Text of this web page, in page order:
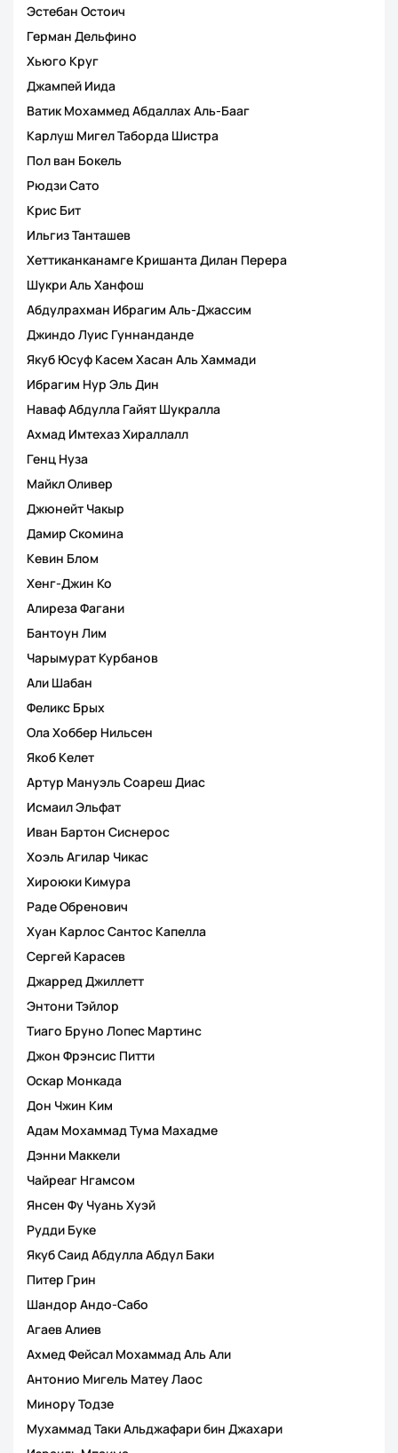
Эстебан Остоич
Герман Дельфино
Хьюго Круг
Джампей Иида
Ватик Мохаммед Абдаллах Аль-Бааг
Карлуш Мигел Таборда Шистра
Пол ван Бокель
Рюдзи Сато
Крис Бит
Ильгиз Танташев
Хеттиканканамге Кришанта Дилан Перера
Шукри Аль Ханфош
Абдулрахман Ибрагим Аль-Джассим
Джиндо Луис Гуннанданде
Якуб Юсуф Касем Хасан Аль Хаммади
Ибрагим Нур Эль Дин
Наваф Абдулла Гайят Шукралла
Ахмад Имтехаз Хираллалл
Генц Нуза
Майкл Оливер
Джюнейт Чакыр
Дамир Скомина
Кевин Блом
Хенг-Джин Ко
Алиреза Фагани
Бантоун Лим
Чарымурат Курбанов
Али Шабан
Феликс Брых
Ола Хоббер Нильсен
Якоб Келет
Артур Мануэль Соареш Диас
Исмаил Эльфат
Иван Бартон Сиснерос
Хоэль Агилар Чикас
Хироюки Кимура
Раде Обренович
Хуан Карлос Сантос Капелла
Сергей Карасев
Джарред Джиллетт
Энтони Тэйлор
Тиаго Бруно Лопес Мартинс
Джон Фрэнсис Питти
Оскар Монкада
Дон Чжин Ким
Адам Мохаммад Тума Махадме
Дэнни Маккели
Чайреаг Нгамсом
Янсен Фу Чуань Хуэй
Рудди Буке
Якуб Саид Абдулла Абдул Баки
Питер Грин
Шандор Андо-Сабо
Агаев Алиев
Ахмед Фейсал Мохаммад Аль Али
Антонио Мигель Матеу Лаос
Минору Тодзе
Мухаммад Таки Альджафари бин Джахари